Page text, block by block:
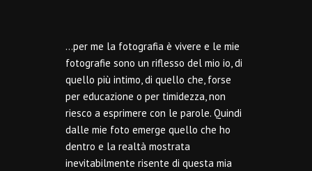
…per me la fotografia è vivere e le mie
fotografie sono un riflesso del mio io, di
quello più intimo, di quello che, forse
per educazione o per timidezza, non
riesco a esprimere con le parole. Quindi
dalle mie foto emerge quello che ho
dentro e la realtà mostrata
inevitabilmente risente di questa mia